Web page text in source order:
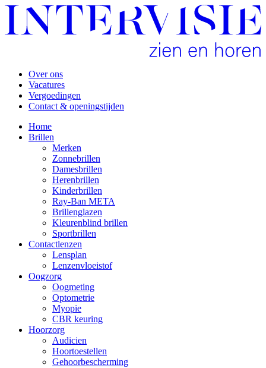
Over ons
Vacatures
Vergoedingen
Contact & openingstijden
Home
Brillen
Merken
Zonnebrillen
Damesbrillen
Herenbrillen
Kinderbrillen
Ray-Ban META
Brillenglazen
Kleurenblind brillen
Sportbrillen
Contactlenzen
Lensplan
Lenzenvloeistof
Oogzorg
Oogmeting
Optometrie
Myopie
CBR keuring
Hoorzorg
Audicien
Hoortoestellen
Gehoorbescherming